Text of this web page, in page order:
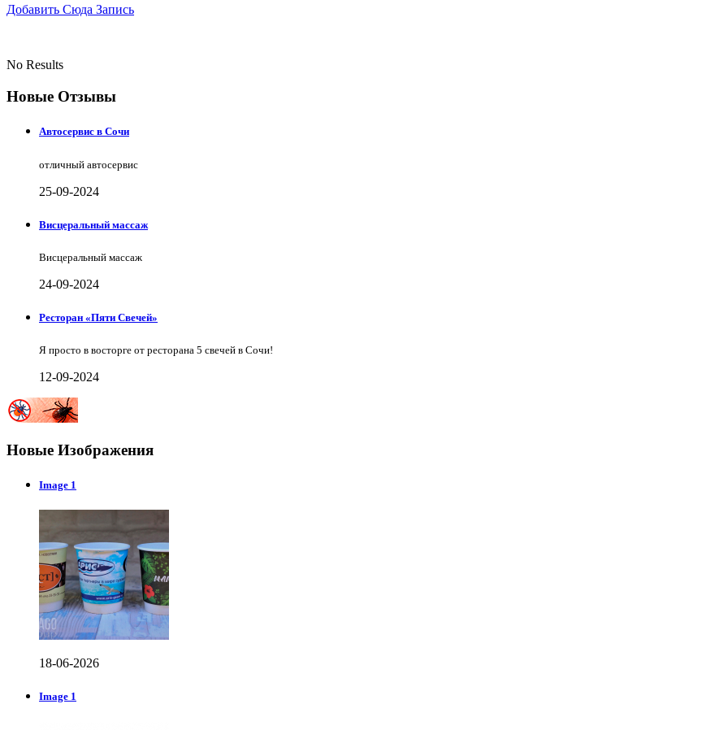
Добавить Сюда Запись
No Results
Новые Отзывы
Автосервис в Сочи
отличный автосервис
25-09-2024
Висцеральный массаж
Висцеральный массаж
24-09-2024
Ресторан «Пяти Свечей»
Я просто в восторге от ресторана 5 свечей в Сочи!
12-09-2024
Новые Изображения
Image 1
18-06-2026
Image 1